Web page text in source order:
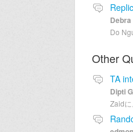
Do
Other
TA
Dipti
Zaid